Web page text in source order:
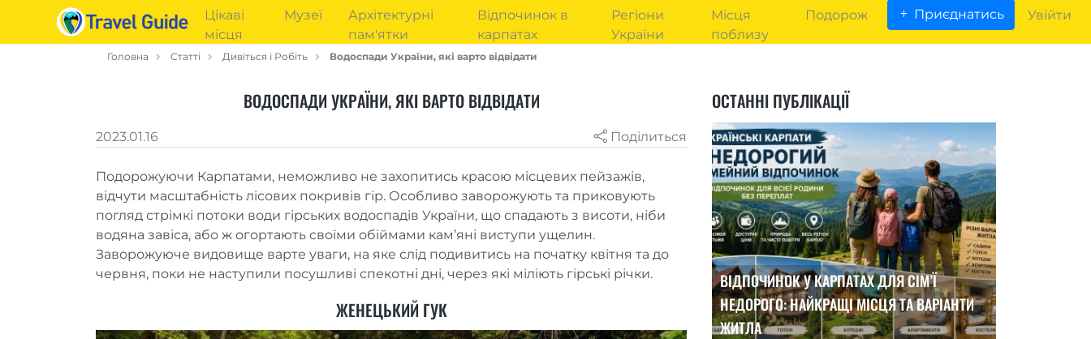
Цікаві
місця
Музеї
Архітектурні
пам'ятки
Відпочинок в
карпатах
Регіони
України
Місця
поблизу
Подорож Приєднатись Увійти
Головна Статті Дивіться і Робіть Водоспади України, які варто відвідати
ВОДОСПАДИ УКРАЇНИ, ЯКІ ВАРТО ВІДВІДАТИ
2023.01.16 Поділиться
Подорожуючи Карпатами, неможливо не захопитись красою місцевих пейзажів,
відчути масштабність лісових покривів гір. Особливо заворожують та приковують
погляд стрімкі потоки води гірських водоспадів України, що спадають з висоти, ніби
водяна завіса, або ж огортають своїми обіймами кам’яні виступи ущелин.
Заворожуюче видовище варте уваги, на яке слід подивитись на початку квітня та до
червня, поки не наступили посушливі спекотні дні, через які міліють гірські річки.
ЖЕНЕЦЬКИЙ ГУК
ОСТАННІ ПУБЛІКАЦІЇ
ВІДПОЧИНОК У КАРПАТАХ ДЛЯ СІМ’Ї
НЕДОРОГО: НАЙКРАЩІ МІСЦЯ ТА ВАРІАНТИ
ЖИТЛА